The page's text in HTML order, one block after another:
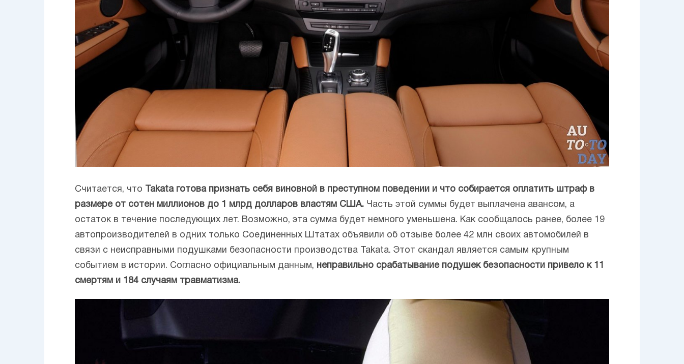
Считается, что
Takata готова признать себя виновной в преступном поведении и что собирается оплатить штраф в
размере от сотен миллионов до 1 млрд долларов властям США. Часть этой суммы будет выплачена авансом, а
остаток в течение последующих лет. Возможно, эта сумма будет немного уменьшена. Как сообщалось ранее, более 19
автопроизводителей в одних только Соединенных Штатах объявили об отзыве более 42 млн своих автомобилей в
связи с неисправными подушками безопасности производства Takata. Этот скандал является самым крупным
событием в истории. Согласно официальным данным, неправильно срабатывание подушек безопасности привело к 11
смертям и 184 случаям травматизма.